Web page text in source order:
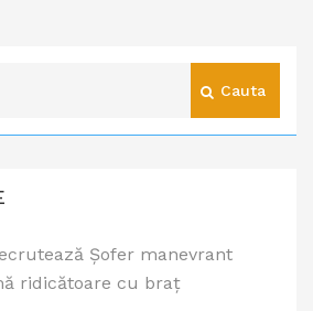
Șofer manevrant
ridicătoare cu braț